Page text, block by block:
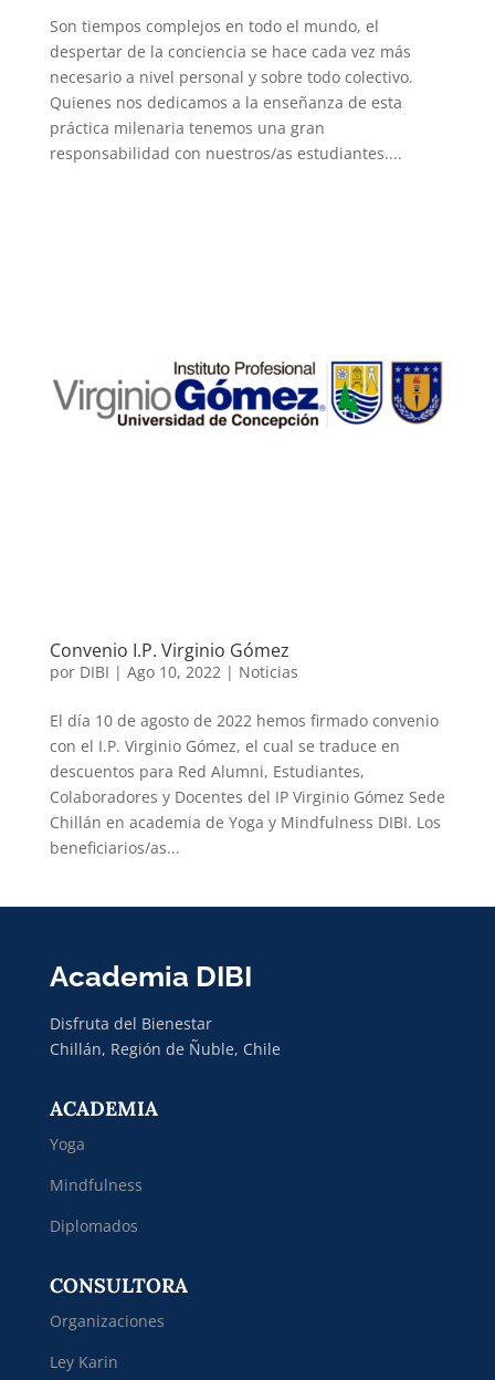
Son tiempos complejos en todo el mundo, el
despertar de la conciencia se hace cada vez más
necesario a nivel personal y sobre todo colectivo.
Quienes nos dedicamos a la enseñanza de esta
práctica milenaria tenemos una gran
responsabilidad con nuestros/as estudiantes....
Convenio I.P. Virginio Gómez
por DIBI | Ago 10, 2022| Noticias
El día 10 de agosto de 2022 hemos firmado convenio
con el I.P. Virginio Gómez, el cual se traduce en
descuentos para Red Alumni, Estudiantes,
Colaboradores y Docentes del IP Virginio Gómez Sede
Chillán en academia de Yoga y Mindfulness DIBI. Los
beneficiarios/as...
Academia DIBI
Disfruta del Bienestar
Chillán, Región de Ñuble, Chile
ACADEMIA
Yoga
Mindfulness
Diplomados
CONSULTORA
Organizaciones
Ley Karin